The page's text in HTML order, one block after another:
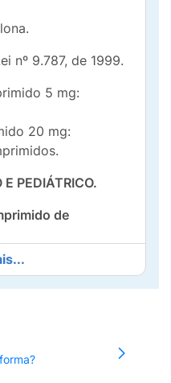
nº 9.787, de 1999.
5 mg:
20 mg:
PEDIÁTRICO.
de
de 20 mg